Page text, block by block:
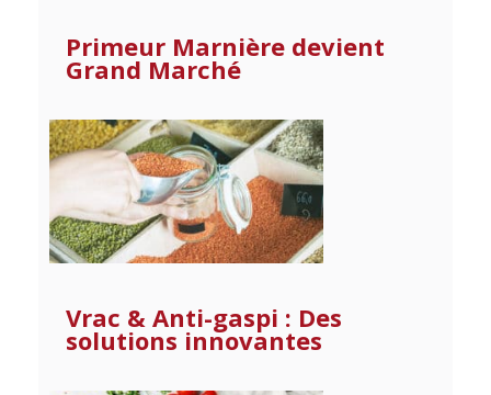
Primeur Marnière devient
Grand Marché
Vrac & Anti-gaspi : Des
solutions innovantes